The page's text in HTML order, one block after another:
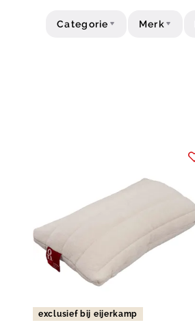
Categorie Merk
exclusief bij eijerkamp